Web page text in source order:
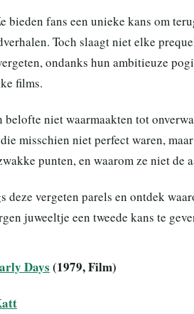
bieden fans een unieke kans om
Toch slaagt niet elke
ondanks hun ambitieuze
films.
niet waarmaakten tot
misschien niet perfect waren,
punten, en waarom ze niet de
deze vergeten parels en ontdek
juweeltje een tweede kans te
Days (1979, Film)